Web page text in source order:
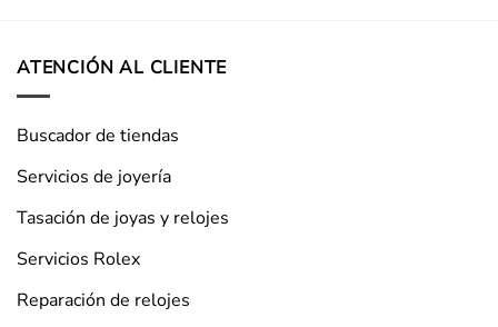
ATENCIÓN AL CLIENTE
Buscador de tiendas
Servicios de joyería
Tasación de joyas y relojes
Servicios Rolex
Reparación de relojes